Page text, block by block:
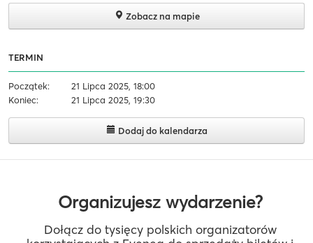
Zobacz na mapie
TERMIN
Początek:
21 Lipca 2025, 18:00
Koniec:
21 Lipca 2025, 19:30
Dodaj do kalendarza
Organizujesz wydarzenie?
Dołącz do tysięcy polskich organizatorów